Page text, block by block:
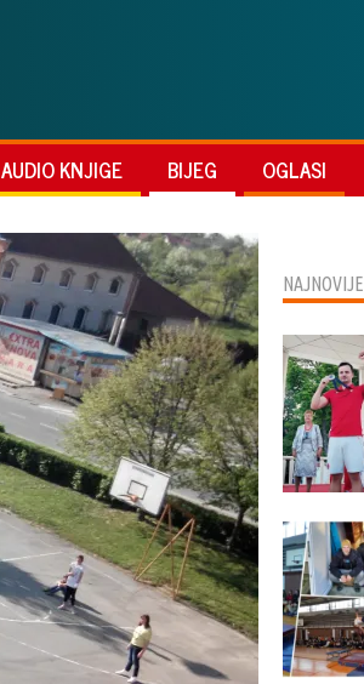
AUDIO KNJIGE BIJEG OGLASI
NAJNOVIJE